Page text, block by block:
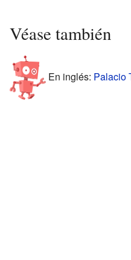
Véase también
En inglés: Palacio